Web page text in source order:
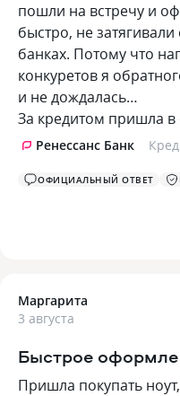
пошли на встречу и
быстро, не затягивали
банках. Потому что
конкуретов я
и не дождалась…
За кредитом пришла в
Ренессанс Банк
ОФИЦИАЛЬНЫЙ ОТВЕТ
Маргарита
3 августа
Быстрое
Пришла покупать